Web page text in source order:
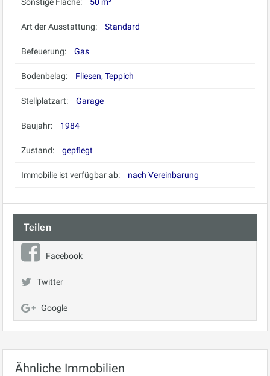
Art der Ausstattung: Standard
Befeuerung: Gas
Bodenbelag: Fliesen, Teppich
Stellplatzart: Garage
Baujahr: 1984
Zustand: gepflegt
Immobilie ist verfügbar ab: nach Vereinbarung
Teilen
Facebook
Twitter
Google
Ähnliche Immobilien